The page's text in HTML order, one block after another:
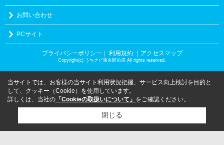
お問い合わせ
PCサイト
プライバシーポリシー ｜ 利用規約 ｜アクセスマップ
Copyright(c) うちナビ東京駅前店 All rights reserved.
当サイトでは、お客様の当サイト利用状況把握、サービス向上検討を目的と
して、クッキー（Cookie）を使用しています。
詳しくは、当社の 「Cookieの取扱いについて」 をご確認ください。
閉じる